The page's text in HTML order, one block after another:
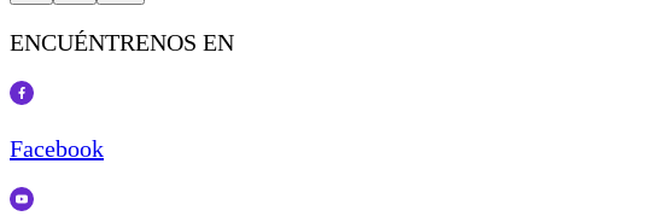
ENCUÉNTRENOS EN
Facebook